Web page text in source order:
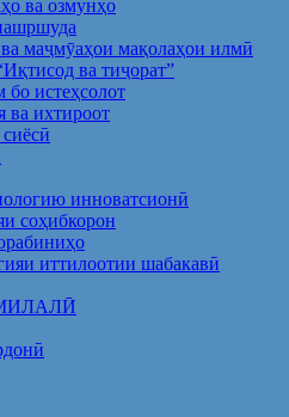
ва озмунҳо
маҷмӯаҳои мақолаҳои илмӣ
ва тиҷорат”
истеҳсолот
ва ихтироот
инноватсионӣ
соҳибкорон
иттилоотии шабакавӣ